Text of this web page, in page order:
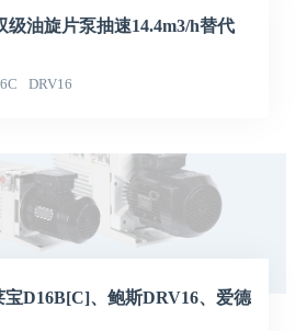
级油旋片泵抽速14.4m3/h替代
DRV16
D16B[C]、鲍斯DRV16、爱德